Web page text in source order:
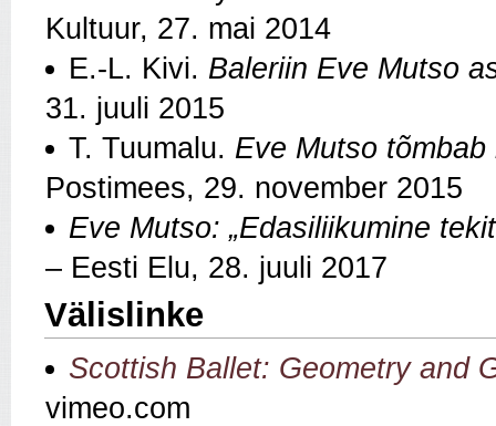
Kultuur, 27. mai 2014
E.-L. Kivi. Baleriin Eve Mutso
31. juuli 2015
T. Tuumalu. Eve Mutso
Postimees, 29. november 2015
Eve Mutso: „Edasiliikumine
– Eesti Elu, 28. juuli 2017
Välislinke
Scottish Ballet: Geometry and
vimeo.com